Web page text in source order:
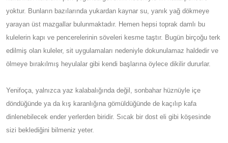
yoktur. Bunların bazılarında yukardan kaynar su, yanık yağ dökmeye
yarayan üst mazgallar bulunmaktadır. Hemen hepsi toprak damlı bu
kulelerin kapı ve pencerelerinin söveleri kesme taştır. Bugün birçoğu terk
edilmiş olan kuleler, sit uygulamaları nedeniyle dokunulamaz haldedir ve
ölmeye bırakılmış heyulalar gibi kendi başlarına öylece dikilir dururlar.
Yenifoça, yalnızca yaz kalabalığında değil, sonbahar hüznüyle içe
döndüğünde ya da kış karanlığına gömüldüğünde de kaçılıp kafa
dinlenebilecek ender yerlerden biridir. Sıcak bir dost eli gibi köşesinde
sizi beklediğini bilmeniz yeter.